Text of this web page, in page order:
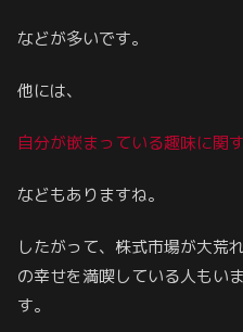
などが多いです。
他には、
自分が嵌まっている趣味に関
などもありますね。
したがって、株式市場が大荒
の幸せを満喫している人もい
す。